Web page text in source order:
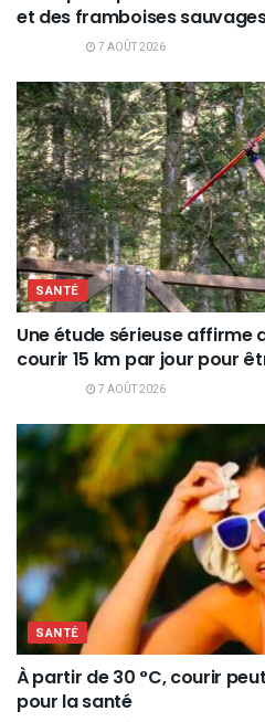
et des framboises
7 AOÛT 2026
SANTÉ
Une étude sérieuse affirme
courir 15 km par jour pour
7 AOÛT 2026
SANTÉ
À partir de 30 °C, courir
pour la santé